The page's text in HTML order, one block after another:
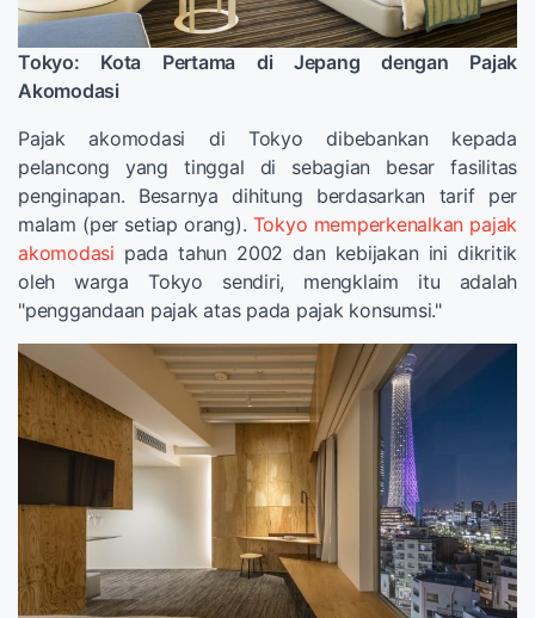
Tokyo: Kota Pertama di Jepang dengan Pajak
Akomodasi
Pajak akomodasi di Tokyo dibebankan kepada
pelancong yang tinggal di sebagian besar fasilitas
penginapan. Besarnya dihitung berdasarkan tarif per
malam (per setiap orang). Tokyo memperkenalkan pajak
akomodasi pada tahun 2002 dan kebijakan ini dikritik
oleh warga Tokyo sendiri, mengklaim itu adalah
"penggandaan pajak atas pada pajak konsumsi."